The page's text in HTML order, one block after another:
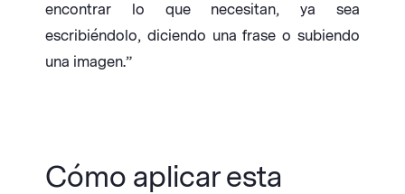
encontrar lo que necesitan, ya sea
escribiéndolo, diciendo una frase o subiendo
una imagen.”
Cómo aplicar esta